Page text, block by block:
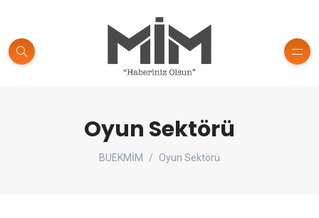
Oyun Sektörü
BUEKMİM Oyun Sektörü